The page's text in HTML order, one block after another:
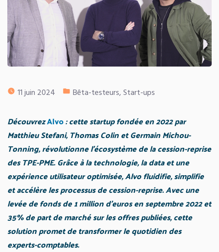
11 juin 2024
Publié
Bêta-testeurs,Start-ups
DécouvrezAlvo: cette startup fondée en 2022 par
Matthieu Stefani, Thomas Colin et Germain Michou-
Tonning, révolutionne l’écosystème de la cession-reprise
des TPE-PME. Grâce àla technologie, la data et une
expérience utilisateur optimisée, Alvo fluidifie, simplifie
et accélère les processus de cession-reprise. Avec une
levée de fonds de 1 million d’euros en septembre 2022 et
35% de part de marché sur les offres publiées, cette
solution promet de transformer le quotidien des
experts-comptables.